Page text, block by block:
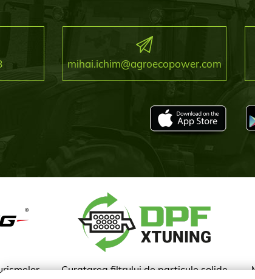
mihai.ichim@agroecopower.com
Curatarea filtrului de particule solide